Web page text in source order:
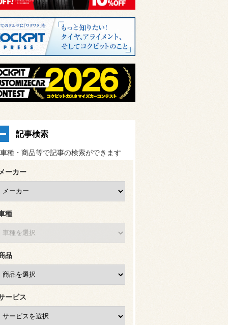
記事検索
種・商品等で記事の検索ができます
ーカー
種
品
ービス